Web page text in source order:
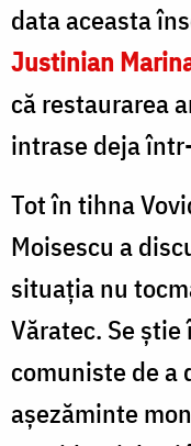
data aceasta
Justinian
că restaurarea
intrase deja
Tot în tihna
Moisescu a
situația nu
Văratec. Se
comuniste de a
aşezăminte